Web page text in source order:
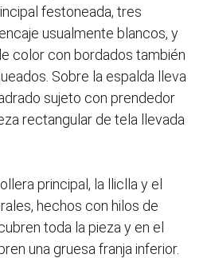
festoneada, tres
usualmente blancos, y
color con bordados también
Sobre la espalda lleva
sujeto con prendedor
rectangular de tela llevada
principal, la lliclla y el
hechos con hilos de
toda la pieza y en el
una gruesa franja inferior.